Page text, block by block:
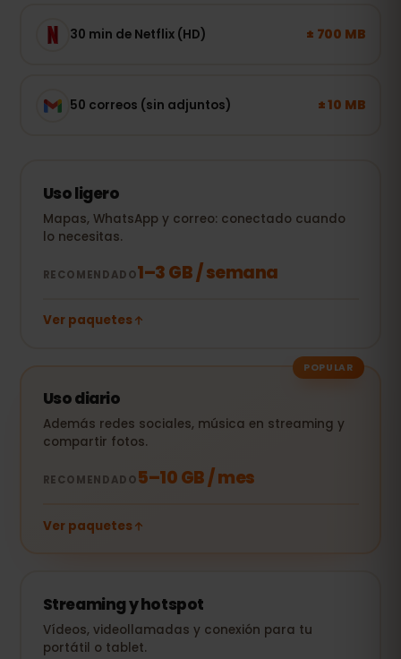
30 min de Netflix (HD) ± 700 MB
50 correos (sin adjuntos) ± 10 MB
Uso ligero
Mapas, WhatsApp y correo: conectado cuando
lo necesitas.
RECOMENDADO1–3 GB / semana
Ver paquetes
POPULAR
Uso diario
Además redes sociales, música en streaming y
compartir fotos.
RECOMENDADO5–10 GB / mes
Ver paquetes
Streaming y hotspot
Vídeos, videollamadas y conexión para tu
portátil o tablet.